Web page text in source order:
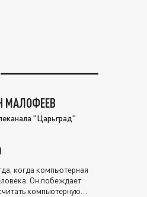
МАЛОФЕЕВ
"Царьград"
когда компьютерная
Он побеждает
компьютерную